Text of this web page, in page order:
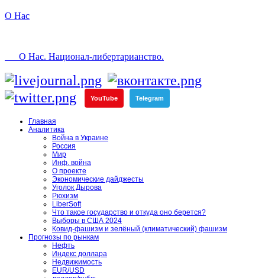
О Нас
О Нас. Национал-либертарианство.
YouTube Telegram
Главная
Аналитика
Война в Украине
Россия
Мир
Инф. война
О проекте
Экономические дайджесты
Уголок Дырова
Рюхизм
LiberSoft
Что такое государство и откуда оно берется?
Выборы в США 2024
Ковид-фашизм и зелёный (климатический) фашизм
Прогнозы по рынкам
Нефть
Индекс доллара
Недвижимость
EUR/USD